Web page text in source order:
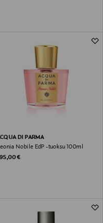
DI PARMA
Nobile EdP -tuoksu 100ml
Price
€